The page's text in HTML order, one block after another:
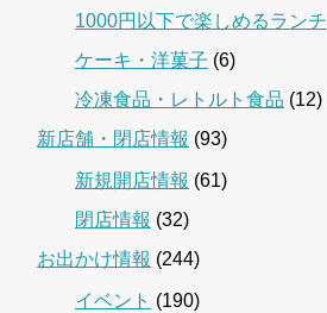
1000円以下で楽しめるランチ
ケーキ・洋菓子 (6)
冷凍食品・レトルト食品 (12)
新店舗・閉店情報 (93)
新規開店情報 (61)
閉店情報 (32)
お出かけ情報 (244)
イベント (190)